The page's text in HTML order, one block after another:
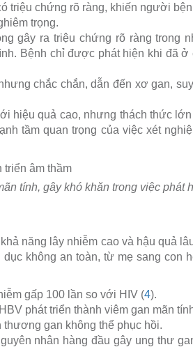
triệu chứng rõ ràng, khiến người
trọng.
gây ra triệu chứng rõ ràng trong
Bệnh chỉ được phát hiện khi đã ở
chắc chắn, dẫn đến xơ gan,
hiệu quả cao, nhưng thách thức
tầm quan trọng của việc xét
tính, gây khó khăn trong việc phát
năng lây nhiễm cao và hậu quả
không an toàn, từ mẹ sang con
gấp 100 lần so với HIV (4).
phát triển thành viêm gan mãn
gan không thể phục hồi.
nhân hàng đầu gây ung thư